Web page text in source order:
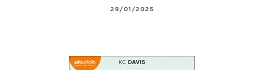
29/01/2025